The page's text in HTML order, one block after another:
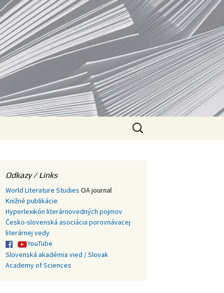
Hľadať:
Odkazy / Links
World Literature Studies OA journal
Knižné publikácie
Hyperlexikón literárnovedných pojmov
Česko-slovenská asociácia porovnávacej
literárnej vedy
YouTube
Slovenská akadémia vied / Slovak
Academy of Sciences